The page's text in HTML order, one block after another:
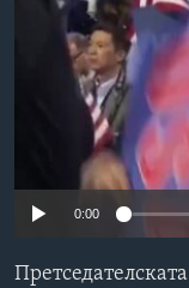
УМЕТНОСТ И
ИНТЕРВЈУА
Јазици
No
0:00